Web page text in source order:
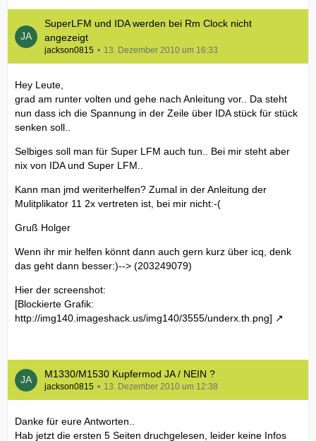
SuperLFM und IDA werden bei Rm Clock nicht
angezeigt
jackson0815 13. Dezember 2010 um 16:33
Hey Leute,
grad am runter volten und gehe nach Anleitung vor.. Da steht
nun dass ich die Spannung in der Zeile über IDA stück für stück
senken soll..
Selbiges soll man für Super LFM auch tun.. Bei mir steht aber
nix von IDA und Super LFM..
Kann man jmd weriterhelfen? Zumal in der Anleitung der
Mulitplikator 11 2x vertreten ist, bei mir nicht:-(
Gruß Holger
Wenn ihr mir helfen könnt dann auch gern kurz über icq, denk
das geht dann besser:)--> (203249079)
Hier der screenshot:
[Blockierte Grafik:
http://img140.imageshack.us/img140/3555/underx.th.png]
M1330/M1530 Kupfermod JA / NEIN ?
jackson0815 13. Dezember 2010 um 12:38
Danke für eure Antworten..
Hab jetzt die ersten 5 Seiten druchgelesen, leider keine Infos